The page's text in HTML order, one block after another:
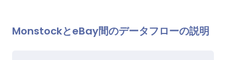
MonstockとeBay間のデータフローの説明